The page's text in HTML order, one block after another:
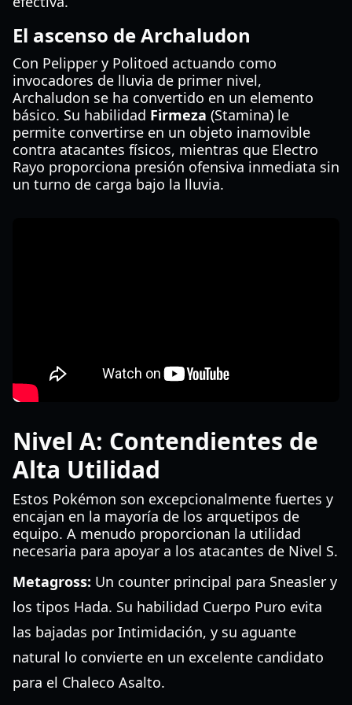
El ascenso de Archaludon
Con Pelipper y Politoed actuando como
invocadores de lluvia de primer nivel,
Archaludon se ha convertido en un elemento
básico. Su habilidad Firmeza (Stamina) le
permite convertirse en un objeto inamovible
contra atacantes físicos, mientras que Electro
Rayo proporciona presión ofensiva inmediata sin
un turno de carga bajo la lluvia.
Nivel A: Contendientes de
Alta Utilidad
Estos Pokémon son excepcionalmente fuertes y
encajan en la mayoría de los arquetipos de
equipo. A menudo proporcionan la utilidad
necesaria para apoyar a los atacantes de Nivel S.
Metagross: Un counter principal para Sneasler y
los tipos Hada. Su habilidad Cuerpo Puro evita
las bajadas por Intimidación, y su aguante
natural lo convierte en un excelente candidato
para el Chaleco Asalto.